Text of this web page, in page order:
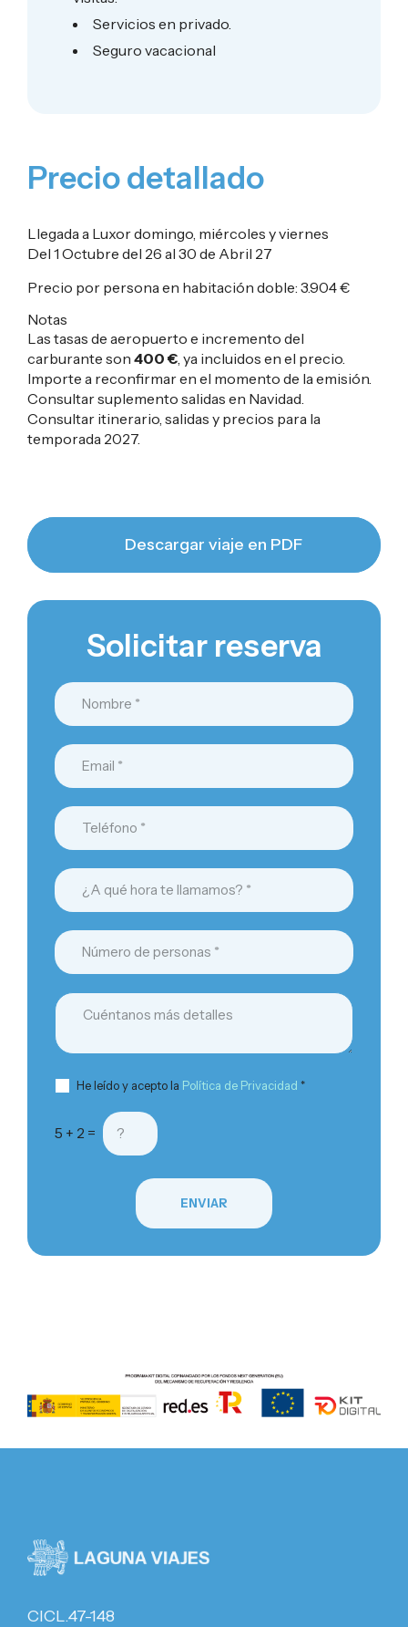
Servicios en privado.
Seguro vacacional
Precio detallado
Llegada a Luxor domingo, miércoles y viernes
Del 1 Octubre del 26 al 30 de Abril 27
Precio por persona en habitación doble: 3.904€
Notas
Las tasas de aeropuerto e incremento del
carburante son 400 € , ya incluidos en el precio.
Importe a reconfirmar en el momento de la emisión.
Consultar suplemento salidas en Navidad.
Consultar itinerario, salidas y precios para la
temporada 2027.
Descargar viaje en PDF
Solicitar reserva
He leído y acepto la Política de Privacidad *
5 + 2 =
ENVIAR
CICL.47-148